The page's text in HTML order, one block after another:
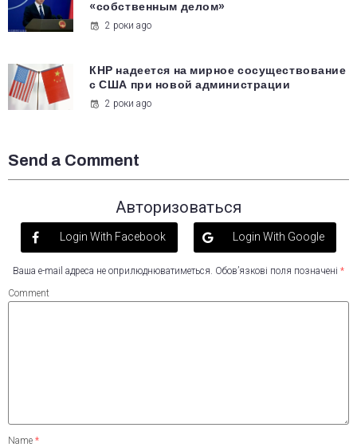
«собственным делом»
2 роки ago
КНР надеется на мирное сосуществование
с США при новой администрации
2 роки ago
Send a Comment
Авторизоваться
Login With Facebook Login With Google
Ваша e-mail адреса не оприлюднюватиметься. Обов’язкові поля позначені *
Comment
Name *